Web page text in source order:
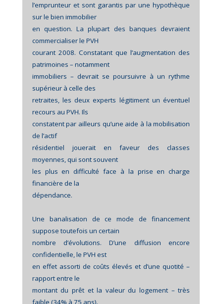
l’emprunteur et sont garantis par une hypothèque
sur le bien immobilier
en question. La plupart des banques devraient
commercialiser le PVH
courant 2008. Constatant que l’augmentation des
patrimoines – notamment
immobiliers – devrait se poursuivre à un rythme
supérieur à celle des
retraites, les deux experts légitiment un éventuel
recours au PVH. Ils
constatent par ailleurs qu’une aide à la mobilisation
de l’actif
résidentiel jouerait en faveur des classes
moyennes, qui sont souvent
les plus en difficulté face à la prise en charge
financière de la
dépendance.
Une banalisation de ce mode de financement
suppose toutefois un certain
nombre d’évolutions. D’une diffusion encore
confidentielle, le PVH est
en effet assorti de coûts élevés et d’une quotité –
rapport entre le
montant du prêt et la valeur du logement – très
faible (34% à 75 ans).